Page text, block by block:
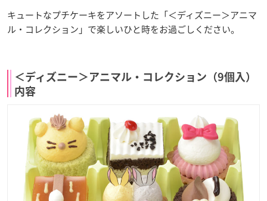
キュートなプチケーキをアソートした「＜ディズニー＞アニマ
ル・コレクション」で楽しいひと時をお過ごしください。
＜ディズニー＞アニマル・コレクション（9個入）
内容